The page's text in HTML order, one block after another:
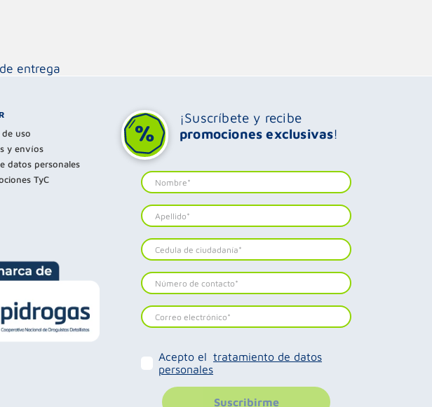
entrega
uso
y envíos
datos personales
TyC
¡Suscríbete y recibe
promociones exclusivas!
Acepto el tratamiento de datos
personales
Suscribirme